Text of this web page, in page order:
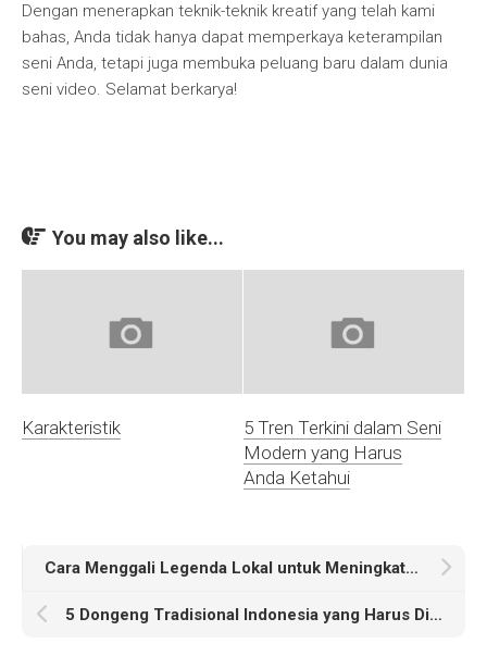
Dengan menerapkan teknik-teknik kreatif yang telah kami
bahas, Anda tidak hanya dapat memperkaya keterampilan
seni Anda, tetapi juga membuka peluang baru dalam dunia
seni video. Selamat berkarya!
You may also like...
Karakteristik
5 Tren Terkini dalam Seni
Modern yang Harus
Anda Ketahui
Cara Menggali Legenda Lokal untuk Meningkatkan Kebudayaan
5 Dongeng Tradisional Indonesia yang Harus Dikenal Setiap Anak